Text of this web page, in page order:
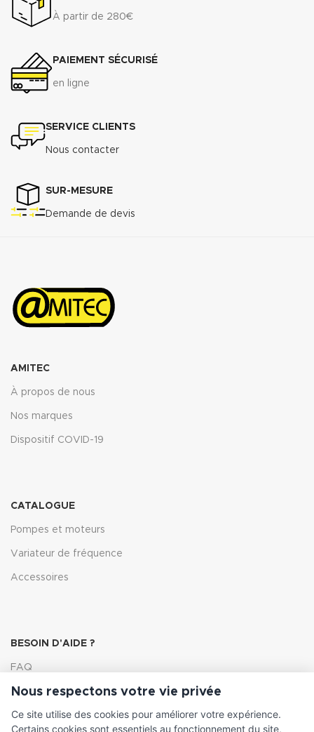
À partir de 280€
PAIEMENT SÉCURISÉ
en ligne
SERVICE CLIENTS
Nous contacter
SUR-MESURE
Demande de devis
AMITEC
À propos de nous
Nos marques
Dispositif COVID-19
CATALOGUE
Pompes et moteurs
Variateur de fréquence
Accessoires
BESOIN D'AIDE ?
FAQ
Lexique
Comment choisir ma pompe
Nous respectons votre vie privée
Ce site utilise des cookies pour améliorer votre expérience.
Certains cookies sont essentiels au fonctionnement du site,